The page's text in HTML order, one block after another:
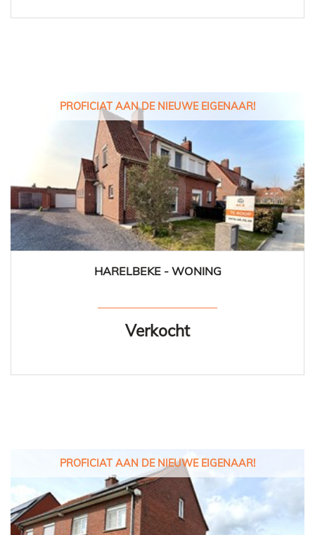
PROFICIAT AAN DE NIEUWE EIGENAAR!
2 1 Ja
HARELBEKE - WONING
Verkocht
PROFICIAT AAN DE NIEUWE EIGENAAR!